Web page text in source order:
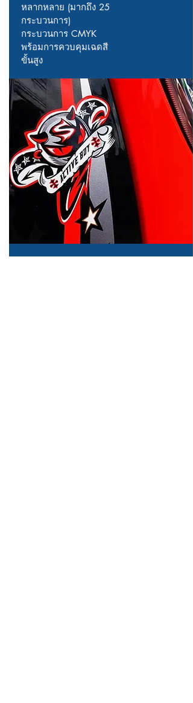
หลากหลาย (มากถึง 25
กระบวนการ)
กระบวนการ CMYK
พร้อมการควบคุมเฉดสี
ขั้นสูง